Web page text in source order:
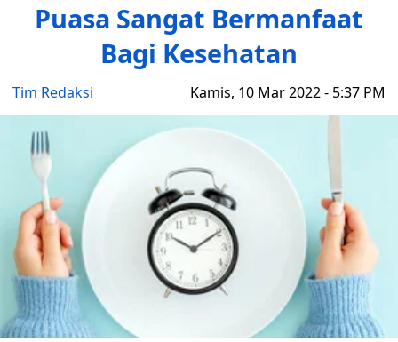
Puasa Sangat Bermanfaat
Bagi Kesehatan
Tim Redaksi Kamis, 10 Mar 2022 - 5:37 PM